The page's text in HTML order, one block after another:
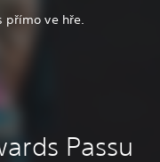
přímo ve hře.
Passu